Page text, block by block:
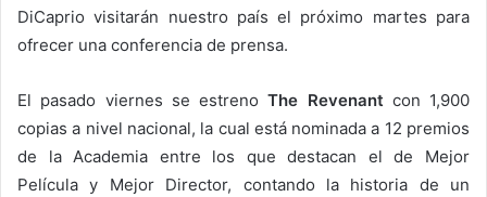
DiCaprio visitarán nuestro país el próximo martes para
ofrecer una conferencia de prensa.
El pasado viernes se estrenoThe Revenantcon 1,900
copias a nivel nacional, la cual está nominada a 12 premios
de la Academia entre los que destacan el de Mejor
Película y Mejor Director, contando la historia de un